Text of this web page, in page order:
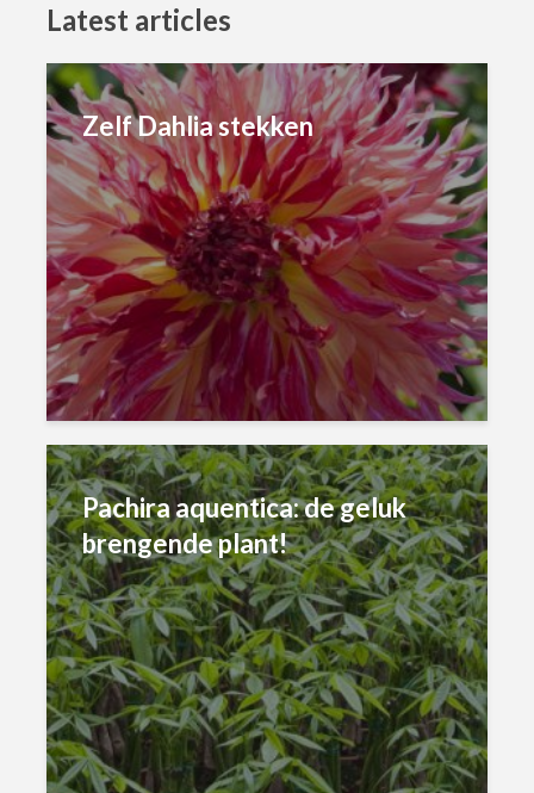
Latest articles
Zelf Dahlia stekken
Pachira aquentica: de geluk
brengende plant!